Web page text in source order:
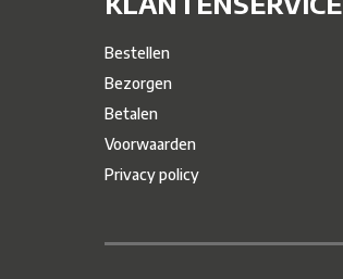
Bestellen
Bezorgen
Betalen
Voorwaarden
Privacy policy